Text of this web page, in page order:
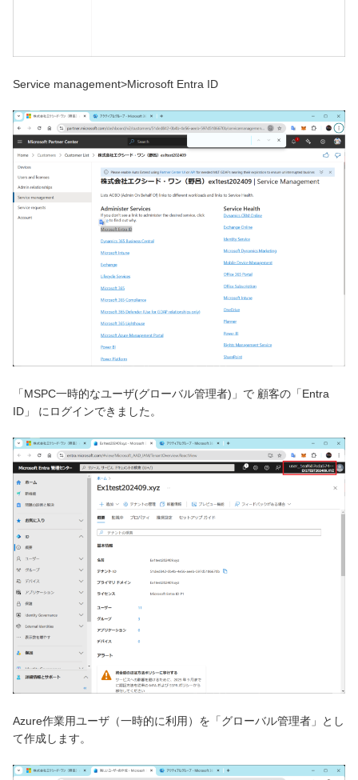
Service management>Microsoft Entra ID
「MSPC一時的なユーザ(グローバル管理者)」で 顧客の「Entra
ID」 にログインできました。
Azure作業用ユーザ（一時的に利用）を「グローバル管理者」とし
て作成します。